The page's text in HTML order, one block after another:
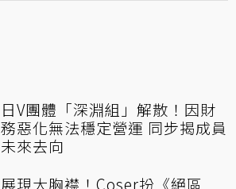
日V團體「深淵組」解散！因財
務惡化無法穩定營運 同步揭成員
未來去向
展現大胸襟！Coser扮《絕區